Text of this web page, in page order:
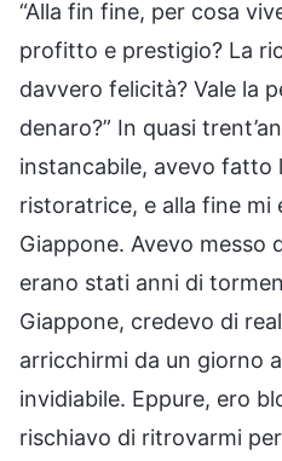
“Alla fin fine, per cosa
profitto e prestigio? La
davvero felicità? Vale la
denaro?” In quasi
instancabile, avevo fatto
ristoratrice, e alla fine mi
Giappone. Avevo messo
erano stati anni di
Giappone, credevo di
arricchirmi da un giorno
invidiabile. Eppure, ero
rischiavo di ritrovarmi